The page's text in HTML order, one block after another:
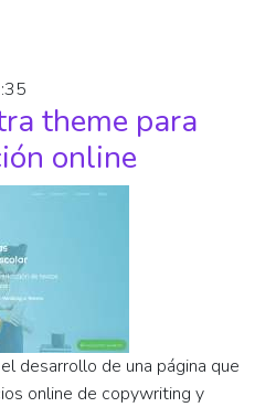
theme para
online
desarrollo de una página que
online de copywriting y